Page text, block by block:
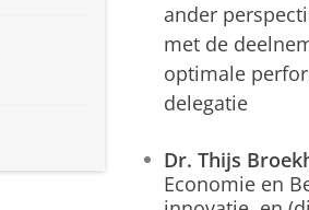
ander
met de
optimale
delegatie
Dr. Thijs
Economie en